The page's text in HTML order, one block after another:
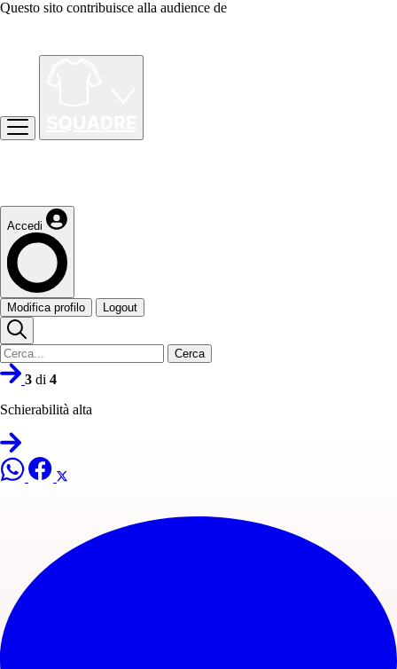
Questo sito contribuisce alla audience de
Accedi
Modifica profilo Logout
Cerca
3 di 4
Schierabilità alta